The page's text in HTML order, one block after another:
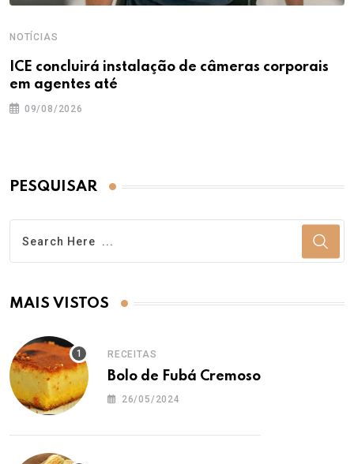
NOTÍCIAS
ICE concluirá instalação de câmeras corporais
em agentes até
09/08/2026
PESQUISAR
MAIS VISTOS
RECEITAS
Bolo de Fubá Cremoso
26/05/2024